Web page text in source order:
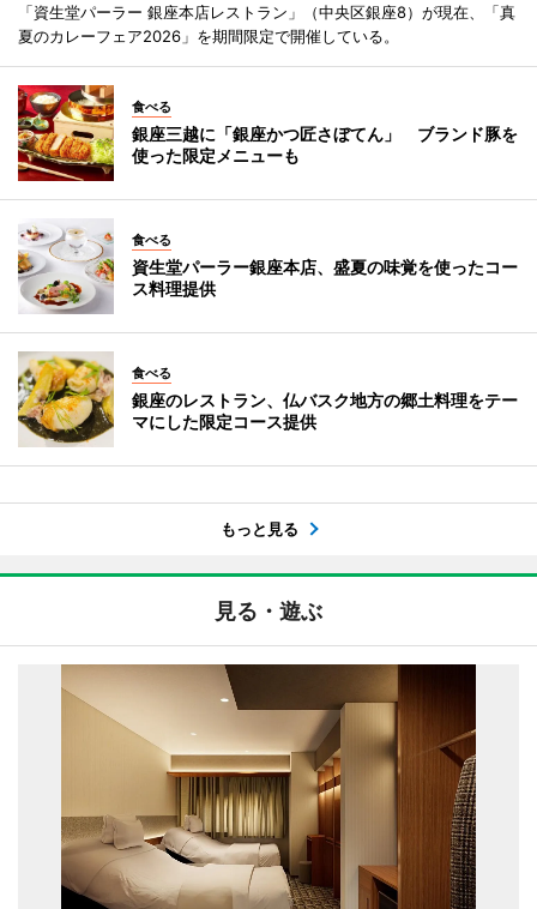
「資生堂パーラー 銀座本店レストラン」（中央区銀座8）が現在、「真
夏のカレーフェア2026」を期間限定で開催している。
食べる
銀座三越に「銀座かつ匠さぼてん」 ブランド豚を
使った限定メニューも
食べる
資生堂パーラー銀座本店、盛夏の味覚を使ったコー
ス料理提供
食べる
銀座のレストラン、仏バスク地方の郷土料理をテー
マにした限定コース提供
もっと見る
見る・遊ぶ